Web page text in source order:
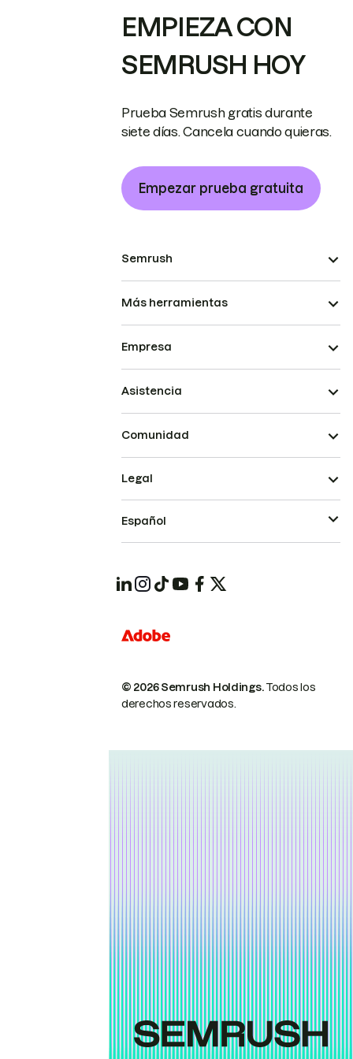
EMPIEZA CON
SEMRUSH HOY
Prueba Semrush gratis durante
siete días. Cancela cuando quieras.
Empezar prueba gratuita
Semrush
Más herramientas
Empresa
Asistencia
Comunidad
© 2026 Semrush Holdings.Todos los
derechos reservados.
Legal
Español